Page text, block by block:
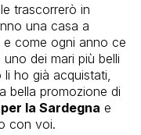
trascorrerò in
una casa a
come ogni anno ce
dei mari più belli
ho già acquistati,
bella promozione di
la Sardegna e
con voi.